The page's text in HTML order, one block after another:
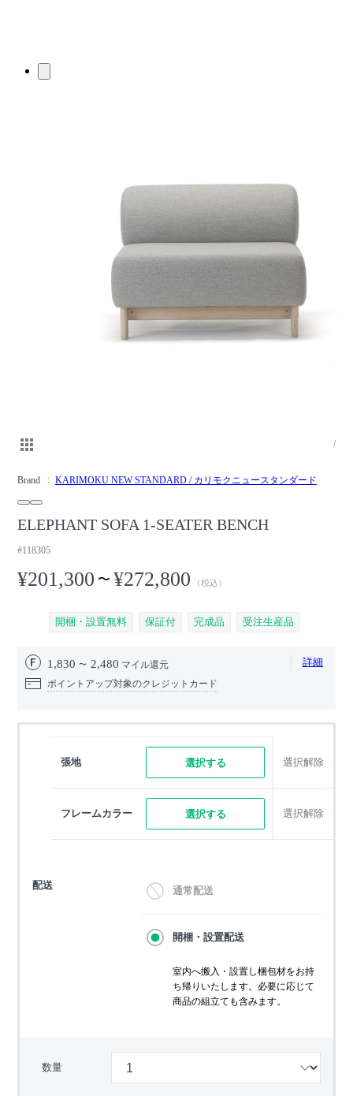
/
Brand KARIMOKU NEW STANDARD / カリモクニュースタンダード
ELEPHANT SOFA 1-SEATER BENCH
#118305
¥201,300 〜 ¥272,800 （税込）
開梱・設置無料 保証付 完成品 受注生産品
1,830 2,480 マイル還元 詳細
ポイントアップ対象のクレジットカード
張地 選択する 選択解除
フレームカラー 選択する 選択解除
配送 通常配送
開梱・設置配送
室内へ搬入・設置し梱包材をお持
ち帰りいたします。必要に応じて
商品の組立ても含みます。
数量